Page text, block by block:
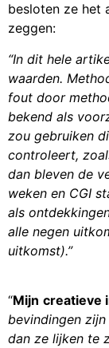
besloten ze het
zeggen:
“In dit hele
waarden.
fout door
bekend als
zou gebruiken
controleert,
dan bleven de
weken en CGI
als
alle negen
uitkomst).”
“Mijn creatieve
bevindingen
dan ze lijken te